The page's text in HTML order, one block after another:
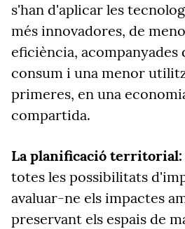
s'han d'aplicar les
més innovadores, de
eficiència, acompanyades
consum i una menor
primeres, en una
compartida.
La planificació territorial:
totes les possibilitats
avaluar-ne els impactes
preservant els espais de